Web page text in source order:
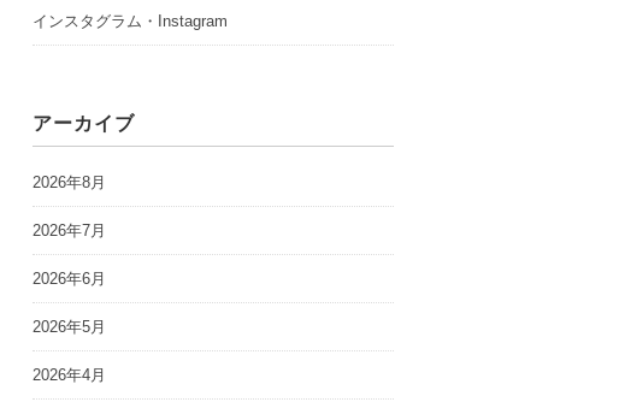
インスタグラム・Instagram
アーカイブ
2026年8月
2026年7月
2026年6月
2026年5月
2026年4月